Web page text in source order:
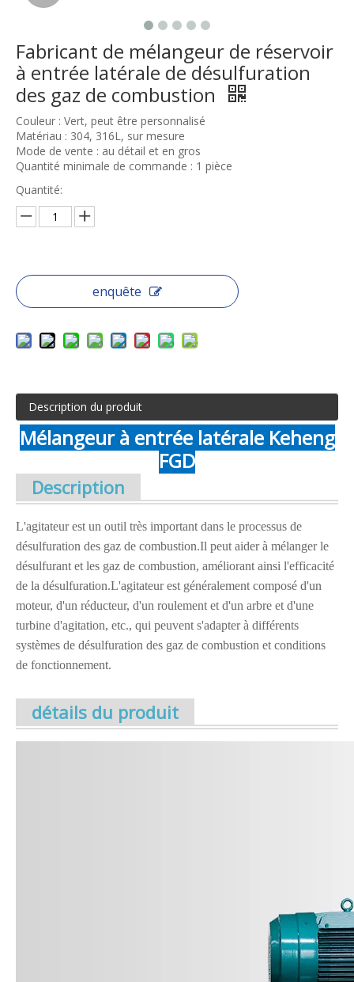
Fabricant de mélangeur de réservoir
à entrée latérale de désulfuration
des gaz de combustion
Couleur : Vert, peut être personnalisé
Matériau : 304, 316L, sur mesure
Mode de vente : au détail et en gros
Quantité minimale de commande : 1 pièce
Quantité:
enquête
Description du produit
Mélangeur à entrée latérale Keheng
FGD
Description
L'agitateur est un outil très important dans le processus de
désulfuration des gaz de combustion.Il peut aider à mélanger le
désulfurant et les gaz de combustion, améliorant ainsi l'efficacité
de la désulfuration.L'agitateur est généralement composé d'un
moteur, d'un réducteur, d'un roulement et d'un arbre et d'une
turbine d'agitation, etc., qui peuvent s'adapter à différents
systèmes de désulfuration des gaz de combustion et conditions
de fonctionnement.
détails du produit